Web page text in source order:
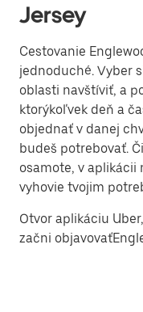
Jersey
Cestovanie
jednoduché. Vyber
oblasti navštíviť, a
ktorýkoľvek deň a
objednať v danej
budeš potrebovať.
osamote, v aplikácii
vyhovie tvojim
Otvor aplikáciu
začni